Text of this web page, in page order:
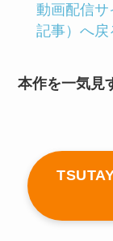
動画配信
記事）へ戻
本作を一気見